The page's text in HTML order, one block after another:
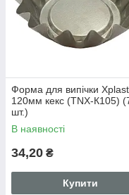
Форма для випічки Xplast
120мм кекс (TNX-К105)
шт.)
В наявності
34,20 ₴
Купити